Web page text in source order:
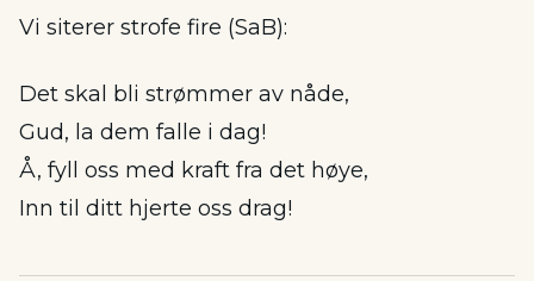
Vi siterer strofe fire (SaB):
Det skal bli strømmer av nåde,
Gud, la dem falle i dag!
Å, fyll oss med kraft fra det høye,
Inn til ditt hjerte oss drag!